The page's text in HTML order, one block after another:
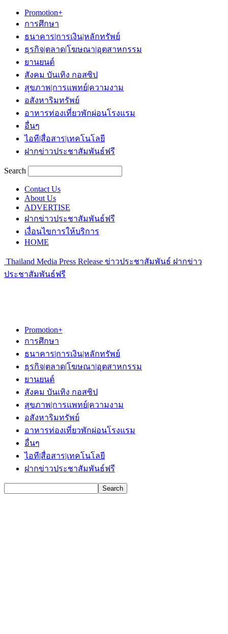
Promotion+
การศึกษา
ธนาคาร|การเงิน|หลักทรัพย์
ธุรกิจ|ตลาด|โฆษณา|อุตสาหกรรม
ยานยนต์
สังคม บันเทิง กอสซิป
สุขภาพ|การแพทย์|ความงาม
อสังหาริมทรัพย์
อาหารท่องเที่ยวพักผ่อนโรงแรม
อื่นๆ
ไอที|สื่อสาร|เทคโนโลยี
ฝากข่าวประชาสัมพันธ์ฟรี
Search
Contact Us
About Us
ADVERTISE
ฝากข่าวประชาสัมพันธ์ฟรี
เงื่อนไขการให้บริการ
HOME
Thailand Media Press Release ข่าวประชาสัมพันธ์ ฝากข่าว
ประชาสัมพันธ์ฟรี
Promotion+
การศึกษา
ธนาคาร|การเงิน|หลักทรัพย์
ธุรกิจ|ตลาด|โฆษณา|อุตสาหกรรม
ยานยนต์
สังคม บันเทิง กอสซิป
สุขภาพ|การแพทย์|ความงาม
อสังหาริมทรัพย์
อาหารท่องเที่ยวพักผ่อนโรงแรม
อื่นๆ
ไอที|สื่อสาร|เทคโนโลยี
ฝากข่าวประชาสัมพันธ์ฟรี